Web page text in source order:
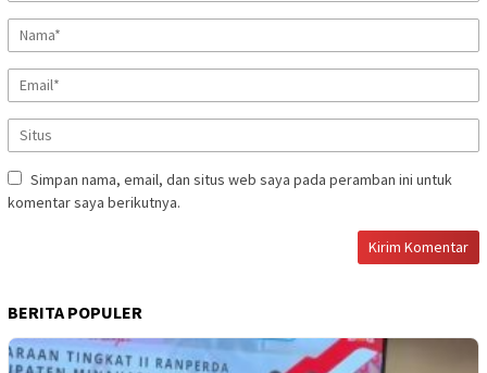
Simpan nama, email, dan situs web saya pada peramban ini untuk
komentar saya berikutnya.
BERITA POPULER